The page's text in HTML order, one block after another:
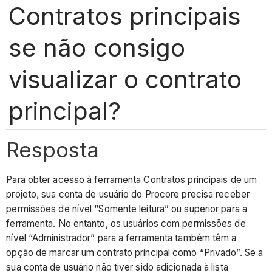
Contratos principais
se não consigo
visualizar o contrato
principal?
Resposta
Para obter acesso à ferramenta Contratos principais de um
projeto, sua conta de usuário do Procore precisa receber
permissões de nível “Somente leitura” ou superior para a
ferramenta. No entanto, os usuários com permissões de
nível “Administrador” para a ferramenta também têm a
opção de marcar um contrato principal como “Privado”. Se a
sua conta de usuário não tiver sido adicionada à lista